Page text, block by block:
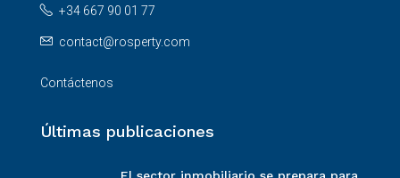
+34 667 90 01 77
contact@rosperty.com
Contáctenos
Últimas publicaciones